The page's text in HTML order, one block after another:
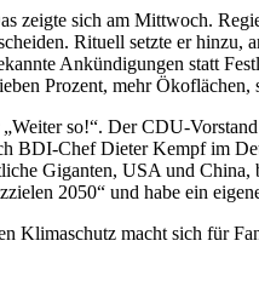
zeigte sich am Mittwoch.
Rituell setzte er
Ankündigungen statt
Prozent, mehr Ökoflächen,
so!“. Der CDU-
BDI-Chef Dieter Kempf im
Giganten, USA und
2050“ und habe ein
Klimaschutz macht sich für